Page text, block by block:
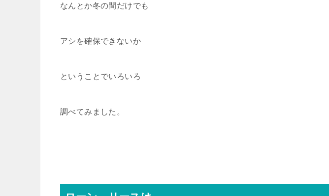
なんとか冬の間だけでも
アシを確保できないか
ということでいろいろ
調べてみました。